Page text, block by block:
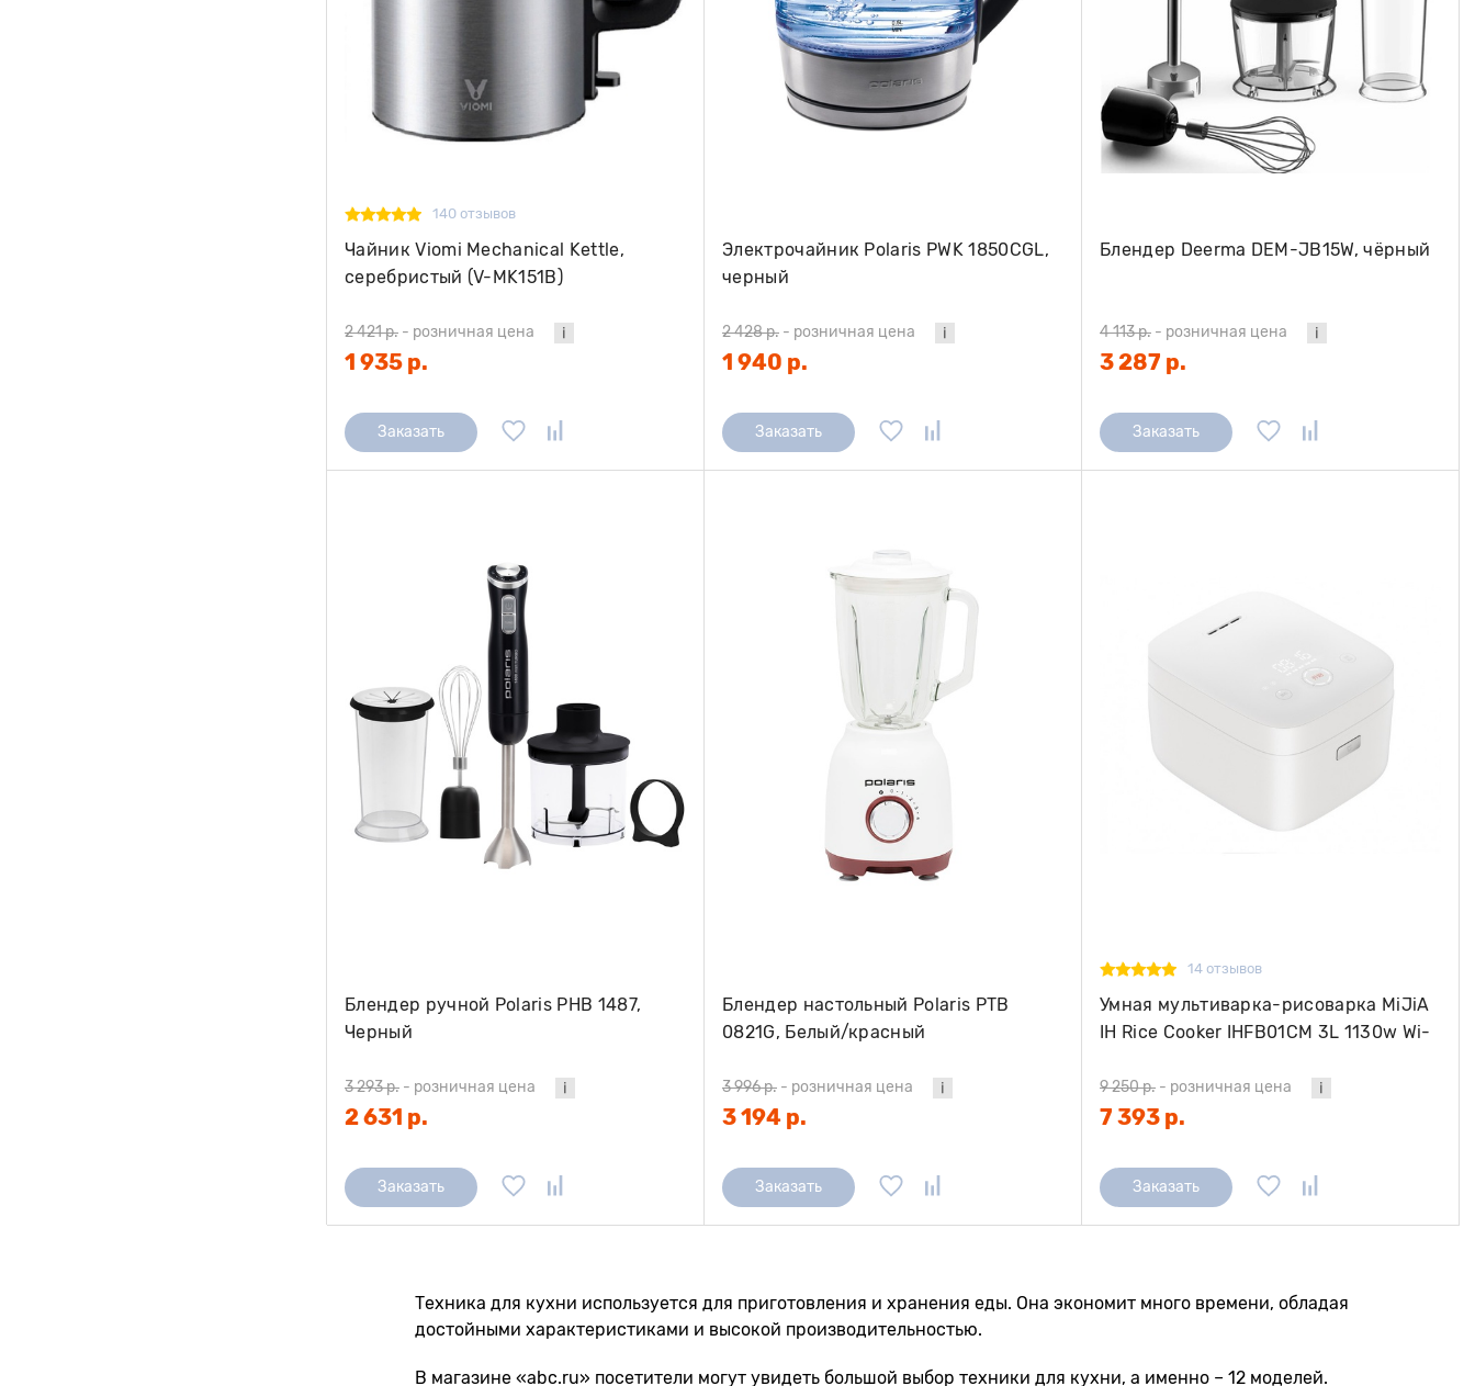
140 отзывов
Чайник Viomi Mechanical Kettle,
серебристый (V-MK151B)
2 421 р. - розничная цена
1 935 р.
Заказать
Электрочайник Polaris PWK 1850CGL,
черный
2 428 р. - розничная цена
1 940 р.
Заказать
Блендер Deerma DEM-JB15W, чёрный
4 113 р. - розничная цена
3 287 р.
Заказать
Блендер ручной Polaris PHB 1487,
Черный
3 293 р. - розничная цена
2 631 р.
Заказать
Блендер настольный Polaris PTB
0821G, Белый/красный
3 996 р. - розничная цена
3 194 р.
Заказать
14 отзывов
Умная мультиварка-рисоварка MiJiA
IH Rice Cooker IHFB01CM 3L 1130w Wi-
9 250 р. - розничная цена
7 393 р.
Заказать
Техника для кухни используется для приготовления и хранения еды. Она экономит много времени, обладая
достойными характеристиками и высокой производительностью.
В магазине «abc.ru» посетители могут увидеть большой выбор техники для кухни, а именно – 12 моделей.